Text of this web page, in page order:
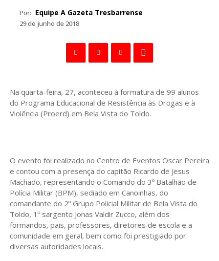
Por: Equipe A Gazeta Tresbarrense
29 de junho de 2018
Na quarta-feira, 27, aconteceu à formatura de 99 alunos
do Programa Educacional de Resistência às Drogas e à
Violência (Proerd) em Bela Vista do Toldo.
O evento foi realizado no Centro de Eventos Oscar Pereira
e contou com a presença do capitão Ricardo de Jesus
Machado, representando o Comando do 3º Batalhão de
Polícia Militar (BPM), sediado em Canoinhas, do
comandante do 2º Grupo Policial Militar de Bela Vista do
Toldo, 1º sargento Jonas Valdir Zucco, além dos
formandos, pais, professores, diretores de escola e a
comunidade em geral, bem como foi prestigiado por
diversas autoridades locais.